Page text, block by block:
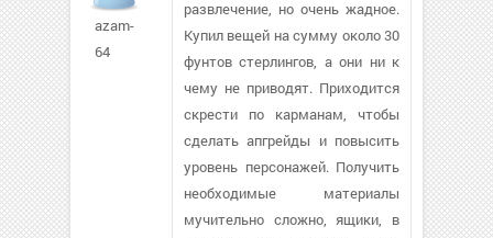
azam-
64
развлечение, но очень жадное.
Купил вещей на сумму около 30
фунтов стерлингов, а они ни к
чему не приводят. Приходится
скрести по карманам, чтобы
сделать апгрейды и повысить
уровень персонажей. Получить
необходимые материалы
мучительно сложно, ящики, в